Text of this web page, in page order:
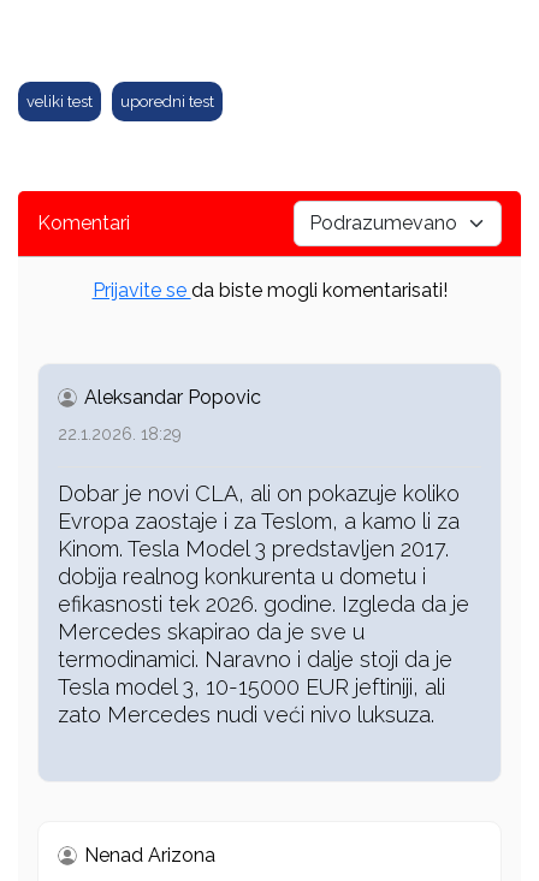
veliki test uporedni test
Komentari
Prijavite se da biste mogli komentarisati!
Aleksandar Popovic
22.1.2026. 18:29
Dobar je novi CLA, ali on pokazuje koliko
Evropa zaostaje i za Teslom, a kamo li za
Kinom. Tesla Model 3 predstavljen 2017.
dobija realnog konkurenta u dometu i
efikasnosti tek 2026. godine. Izgleda da je
Mercedes skapirao da je sve u
termodinamici. Naravno i dalje stoji da je
Tesla model 3, 10-15000 EUR jeftiniji, ali
zato Mercedes nudi veći nivo luksuza.
Nenad Arizona